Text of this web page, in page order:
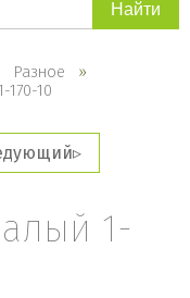
Разное
170-10
1-